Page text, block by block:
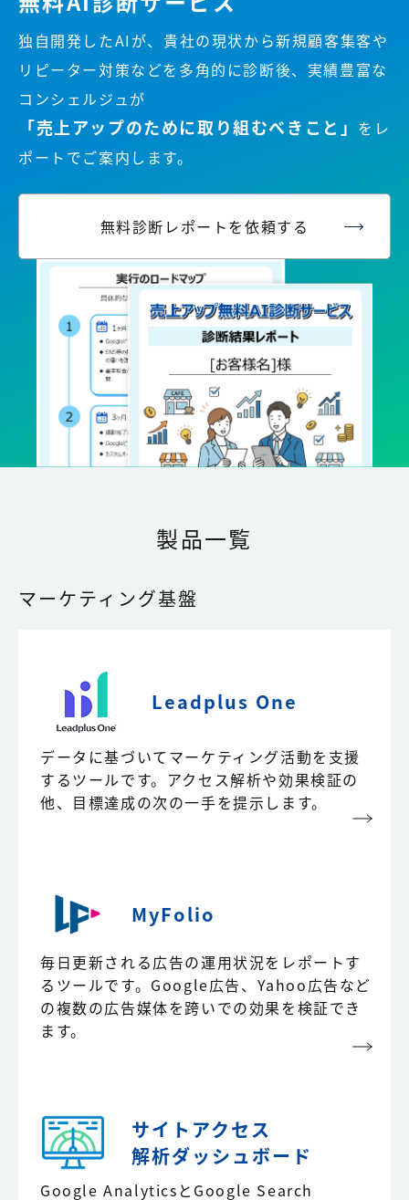
独自開発したAIが、貴社の現状から新規顧客集客や
リピーター対策などを多角的に診断後、実績豊富な
コンシェルジュが
「売上アップのために取り組むべきこと」 を レ
ポートでご案内します。
無料診断レポートを依頼する
製品一覧
マーケティング基盤
Leadplus One
データに基づいてマーケティング活動を支援
するツールです。アクセス解析や効果検証の
他、目標達成の次の一手を提示します。
MyFolio
毎日更新される広告の運用状況をレポートす
るツールです。Google広告、Yahoo広告など
の複数の広告媒体を跨いでの効果を検証でき
ます。
サイトアクセス
解析ダッシュボード
Google AnalyticsとGoogle Search